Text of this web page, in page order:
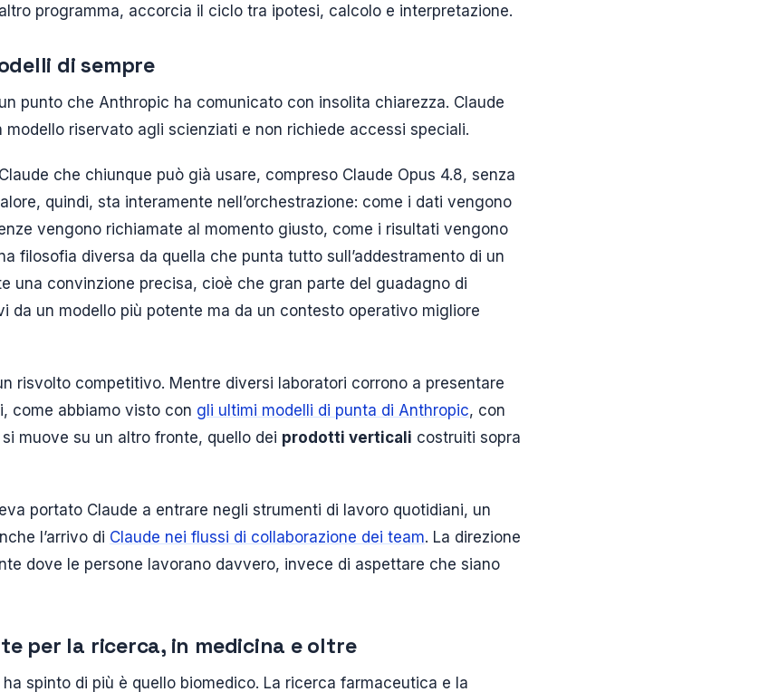
programma, accorcia il ciclo tra ipotesi, calcolo e interpretazione.
di sempre
punto che Anthropic ha comunicato con insolita chiarezza. Claude
riservato agli scienziati e non richiede accessi speciali.
che chiunque può già usare, compreso Claude Opus 4.8, senza
quindi, sta interamente nell’orchestrazione: come i dati vengono
vengono richiamate al momento giusto, come i risultati vengono
filosofia diversa da quella che punta tutto sull’addestramento di un
una convinzione precisa, cioè che gran parte del guadagno di
da un modello più potente ma da un contesto operativo migliore
risvolto competitivo. Mentre diversi laboratori corrono a presentare
come abbiamo visto con gli ultimi modelli di punta di Anthropic, con
si muove su un altro fronte, quello dei prodotti verticali costruiti sopra
portato Claude a entrare negli strumenti di lavoro quotidiani, un
l’arrivo di Claude nei flussi di collaborazione dei team. La direzione
dove le persone lavorano davvero, invece di aspettare che siano
per la ricerca, in medicina e oltre
ha spinto di più è quello biomedico. La ricerca farmaceutica e la